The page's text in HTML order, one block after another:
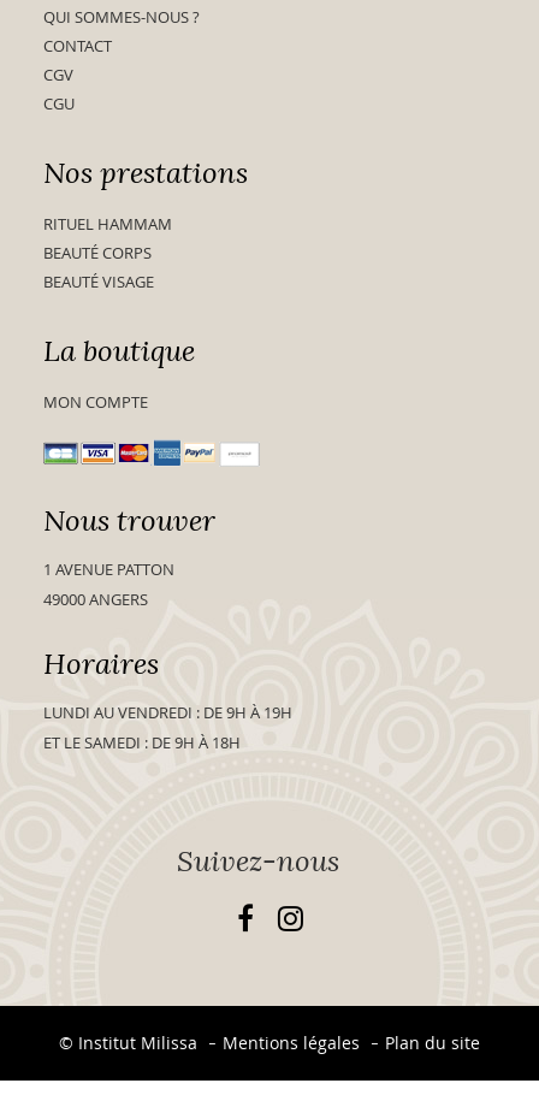
QUI SOMMES-NOUS ?
CONTACT
CGV
CGU
Nos prestations
RITUEL HAMMAM
BEAUTÉ CORPS
BEAUTÉ VISAGE
La boutique
MON COMPTE
Nous trouver
1 AVENUE PATTON
49000 ANGERS
Horaires
LUNDI AU VENDREDI : DE 9H À 19H
ET LE SAMEDI : DE 9H À 18H
Suivez-nous
© Institut Milissa - Mentions légales - Plan du site